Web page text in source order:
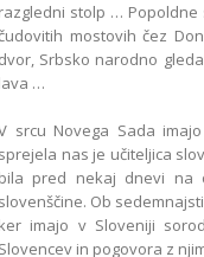
razgledni stolp … Popoldne
mostovih čez
dvor, Srbsko narodno
lava …
srcu Novega Sada
sprejela nas je učiteljica
bila pred nekaj dnevi na
slovenščine. Ob
ker imajo v Sloveniji
Slovencev in pogovora z